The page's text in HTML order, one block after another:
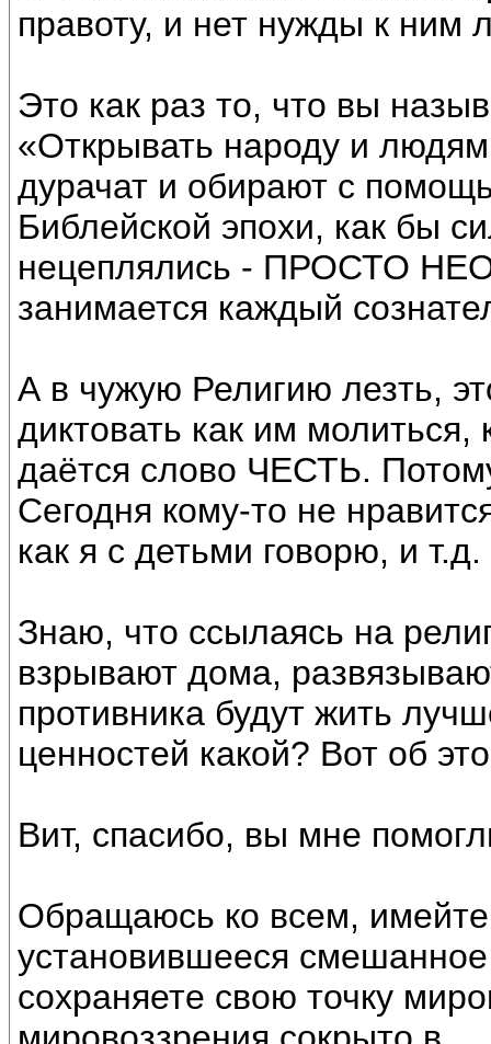
правоту, и нет нужды к ним
Это как раз то, что вы
«Открывать народу и
дурачат и обирают с
Библейской эпохи, как бы
нецеплялись - ПРОСТО
занимается каждый
А в чужую Религию лезть,
диктовать как им молиться,
даётся слово ЧЕСТЬ.
Сегодня кому-то не
как я с детьми говорю, и т.д.
Знаю, что ссылаясь на
взрывают дома,
противника будут жить
ценностей какой? Вот об
Вит, спасибо, вы мне
Обращаюсь ко всем,
установившееся
сохраняете свою точку